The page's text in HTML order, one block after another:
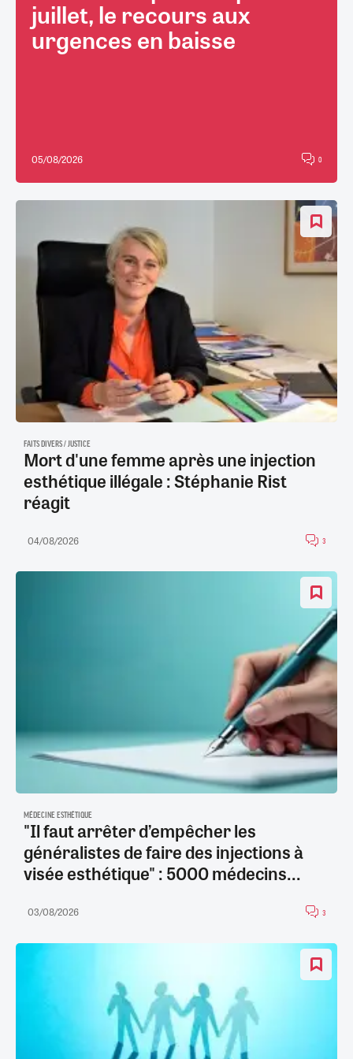
juillet, le recours aux
urgences en baisse
05/08/2026 0
FAITS DIVERS / JUSTICE
Mort d'une femme après une injection
esthétique illégale : Stéphanie Rist
réagit
04/08/2026 3
MÉDECINE ESTHÉTIQUE
"Il faut arrêter d’empêcher les
généralistes de faire des injections à
visée esthétique" : 5000 médecins...
03/08/2026 3